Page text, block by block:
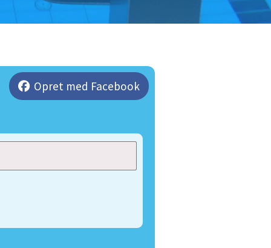
Opret med Facebook